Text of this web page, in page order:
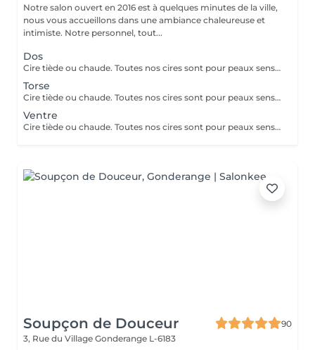
Notre salon ouvert en 2016 est à quelques minutes de la ville,
nous vous accueillons dans une ambiance chaleureuse et
intimiste. Notre personnel, tout...
Dos
Cire tiède ou chaude. Toutes nos cires sont pour peaux sensibles et réactives
Torse
Cire tiède ou chaude. Toutes nos cires sont pour peaux sensibles et réactives
Ventre
Cire tiède ou chaude. Toutes nos cires sont pour peaux sensibles et réactives
Soupçon de Douceur
90
3, Rue du Village Gonderange L-6183